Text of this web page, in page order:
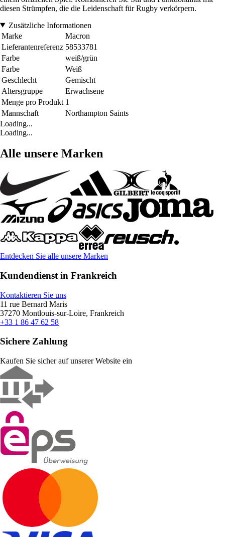
diesen Strümpfen, die die Leidenschaft für Rugby verkörpern.
Zusätzliche Informationen
Marke
Macron
Lieferantenreferenz 58533781
Farbe
weiß/grün
Farbe
Weiß
Geschlecht
Gemischt
Altersgruppe
Erwachsene
Menge pro Produkt 1
Mannschaft
Northampton Saints
Loading...
Loading...
Alle unsere Marken
Entdecken Sie alle unsere Marken
Kundendienst in Frankreich
Kontaktieren Sie uns
11 rue Bernard Maris
37270 Montlouis-sur-Loire, Frankreich
+33 1 86 47 62 58
Sichere Zahlung
Kaufen Sie sicher auf unserer Website ein